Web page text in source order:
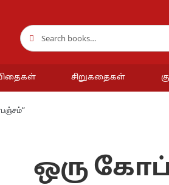
Search
for:
Search
சிறுகதைகள்
ஒரு